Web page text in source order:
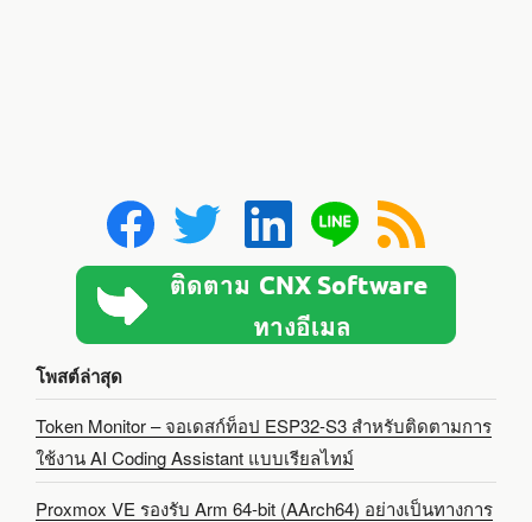
โพสต์ล่าสุด
Token Monitor – จอเดสก์ท็อป ESP32-S3 สำหรับติดตามการ
ใช้งาน AI Coding Assistant แบบเรียลไทม์
Proxmox VE รองรับ Arm 64-bit (AArch64) อย่างเป็นทางการ